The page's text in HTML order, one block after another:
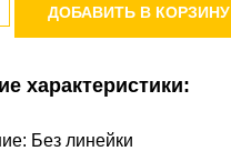
ДОБАВИТЬ В КОРЗИНУ
характеристики:
Без линейки